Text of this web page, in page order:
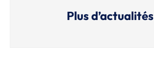
Plus d’actualités